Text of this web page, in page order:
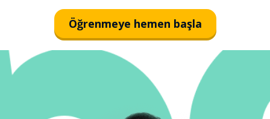
Öğrenmeye hemen başla